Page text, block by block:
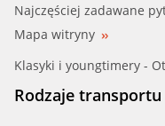
Najczęściej zadawane
Mapa witryny
Klasyki i youngtimery -
Rodzaje transportu